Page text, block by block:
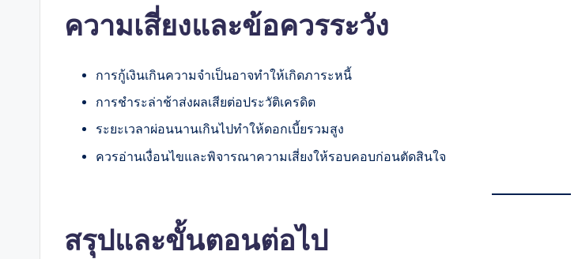
ความเสี่ยงและข้อควรระวัง
การกู้เงินเกินความจำเป็นอาจทำให้เกิดภาระหนี้
การชำระล่าช้าส่งผลเสียต่อประวัติเครดิต
ระยะเวลาผ่อนนานเกินไปทำให้ดอกเบี้ยรวมสูง
ควรอ่านเงื่อนไขและพิจารณาความเสี่ยงให้รอบคอบก่อนตัดสินใจ
สรุปและขั้นตอนต่อไป